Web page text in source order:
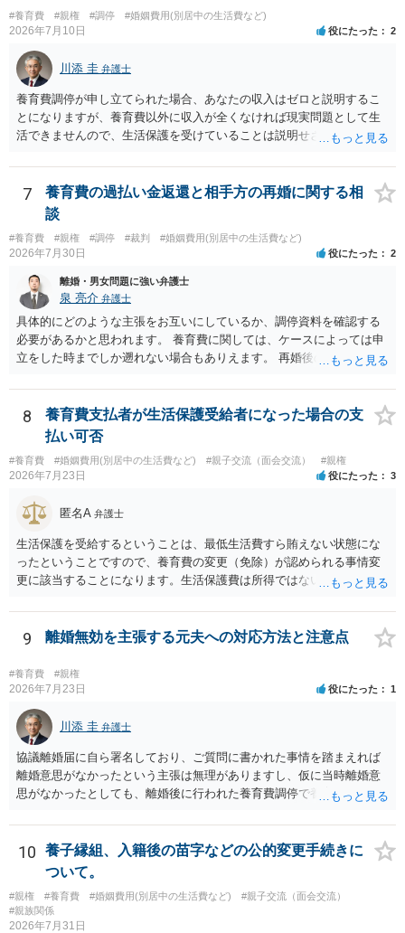
#養育費 #親権 #調停 #婚姻費用(別居中の生活費など)
2026年7月10日 役にたった 2
川添 圭 弁護士
養育費調停が申し立てられた場合、あなたの収入はゼロと説明するこ
とになりますが、養育費以外に収入が全くなければ現実問題として生
活できませんので、生活保護を受けていることは説明せざるを得ない
もらえなくなる」わけではありません。むしろ生活保護受給世帯で
も、養育費請求権があるならそれを行使すべきというのが国の基本的
な考え方ですので、養育費を貰わないことの方が問題になります。た
だし、養育費を受領した場合には収入申告して保護費が調整（養育費
相当部分は支給額から控除）されますので、保護費を含めた総収入が
増えるわけではないことが多いと思います（なお、現在相手方から養
育費を受領しているのであれば、ケースワーカーへ収入申告をしてお
られるはずです）。 生活保護の事実を明かしたくないという理由で裁
判外の合意で養育費の減額を合意するという方法も一応は考えられま
すが、裁判所が関与しない当事者間の合意では、役所が減額そのもの
あるいは減額幅の妥当性等を問題にする場合があるため、できれば減
額調停での解決が望ましいと思います。 生活保護世帯であれば、法テ
ラスを利用して弁護士へ依頼することも考えられるでしょう（最終的
には立替えを受けた弁護士費用等の償還が免除されるからです）。
7
養育費の過払い金返還と相手方の再婚に関する相
談
#養育費 #親権 #調停 #裁判 #婚姻費用(別居中の生活費など)
2026年7月30日 役にたった 2
離婚・男女問題に強い弁護士
泉 亮介 弁護士
具体的にどのような主張をお互いにしているか、調停資料を確認する
必要があるかと思われます。 養育費に関しては、ケースによっては申
立をした時までしか遡れない場合もありえます。 再婚後の相手方の行
養育費に関するやりとり等があればそちらについても確認する必要が
あるでしょう。 公開相談の場での回答よりも個別に弁護士にご相談さ
れることをお勧めいたします。
8
養育費支払者が生活保護受給者になった場合の支
払い可否
#養育費 #婚姻費用(別居中の生活費など) #親子交流（面会交流） #親権
2026年7月23日 役にたった 3
匿名A 弁護士
生活保護を受給するということは、最低生活費すら賄えない状態にな
ったということですので、養育費の変更（免除）が認められる事情変
更に該当することになります。生活保護費は所得ではないので、「保
支払った場合に返還請求権が認められたり役所から何らかのペナルテ
ィが課されたりするわけではなく、「残りのお金で自己責任で生活せ
よ」ということになるので、生活保護を受給することになった時はす
みやかに合意のための話し合いあるいは調停申立てをすべきでしょ
う。
9 離婚無効を主張する元夫への対応方法と注意点
#養育費 #親権
2026年7月23日 役にたった 1
川添 圭 弁護士
協議離婚届に自ら署名しており、ご質問に書かれた事情を踏まえれば
離婚意思がなかったという主張は無理がありますし、仮に当時離婚意
思がなかったとしても、離婚後に行われた養育費調停で養育費が合意
士と離婚無効の話を進めている」「離婚無効で裁判を起こす」という
のがそもそも本当かどうかも疑わしいと思いますし、仮に弁護士へ相
談しているとすればおそらく嘘を重ねて説明しているので容易に嘘を
暴くことができるでしょう。「人生最後に話し合いをしないか？責め
るとかはしない」というのは、モラハラ夫の典型的な常套句ですの
で、むしろそれを武器として使えるでしょう。 仮に弁護士からの通知
10
養子縁組、入籍後の苗字などの公的変更手続きに
ついて。
#親権 #養育費 #婚姻費用(別居中の生活費など)
#親子交流（面会交流）
#親族関係
2026年7月31日